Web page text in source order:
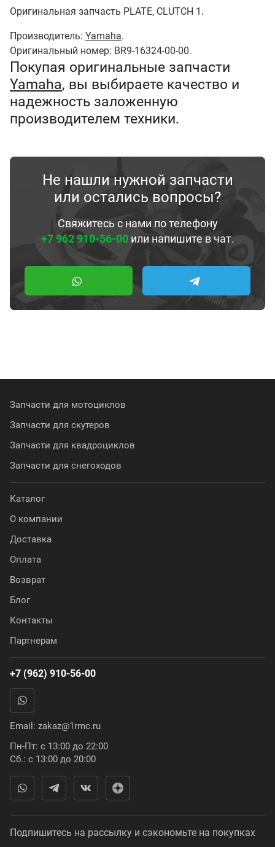
Оригинальная запчасть PLATE, CLUTCH 1.
Производитель: Yamaha.
Оригинальный номер: BR9-16324-00-00.
Покупая оригинальные запчасти
Yamaha, вы выбираете качество и
надежность заложенную
производителем техники.
Не нашли нужной запчасти
или остались вопросы?
Свяжитесь с нами по телефону
+7 962 910-56-00или напишите в чат.
Запчасти для мотоциклов
Запчасти для скутеров
Запчасти для квадроциклов
Запчасти для снегоходов
Каталог
О компании
Доставка
Оплата
Возврат
Блог
Контакты
Партнерам
+7 (962) 910-56-00
Email: zakaz@1rmc.ru
Пн-Пт: с 13:00 до 22:00
Сб.: с 13:00 до 20:00
Подпишитесь на рассылку и сэкономьте на покупках